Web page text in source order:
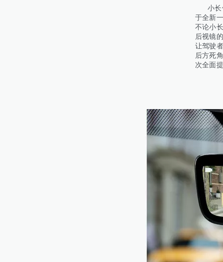
小长
于全新
不论小
后视镜
让驾驶
后方死
次全面